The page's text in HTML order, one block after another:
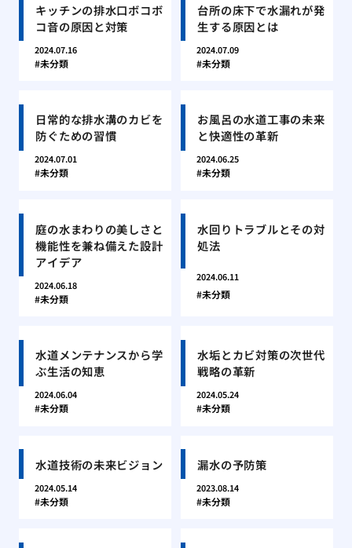
キッチンの排水口ボコボ
コ音の原因と対策
2024.07.16
未分類
台所の床下で水漏れが発
生する原因とは
2024.07.09
未分類
日常的な排水溝のカビを
防ぐための習慣
2024.07.01
未分類
お風呂の水道工事の未来
と快適性の革新
2024.06.25
未分類
庭の水まわりの美しさと
機能性を兼ね備えた設計
アイデア
2024.06.18
未分類
水回りトラブルとその対
処法
2024.06.11
未分類
水道メンテナンスから学
ぶ生活の知恵
2024.06.04
未分類
水垢とカビ対策の次世代
戦略の革新
2024.05.24
未分類
水道技術の未来ビジョン
2024.05.14
未分類
漏水の予防策
2023.08.14
未分類